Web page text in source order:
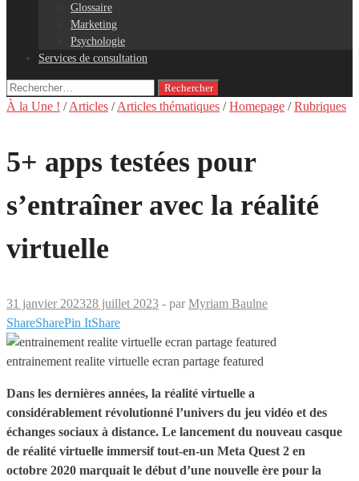
Glossaire
Marketing
Psychologie
Services de consultation
Rechercher :
À la Une ! /Articles /Articles thématiques /Homepage /Rubriques
5+ apps testées pour
s’entraîner avec la réalité
virtuelle
31 janvier 202328 juillet 2023 - par Myriam Baulne
ShareSharePin ItShare
entrainement realite virtuelle ecran partage featured
Dans les dernières années, la réalité virtuelle a
considérablement révolutionné l’univers du jeu vidéo et des
échanges sociaux à distance. Le lancement du nouveau casque
de réalité virtuelle immersif tout-en-un Meta Quest 2 en
octobre 2020 marquait le début d’une nouvelle ère pour la